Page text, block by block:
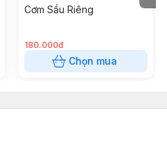
Cơm Sầu Riêng
180.000đ
Chọn mua